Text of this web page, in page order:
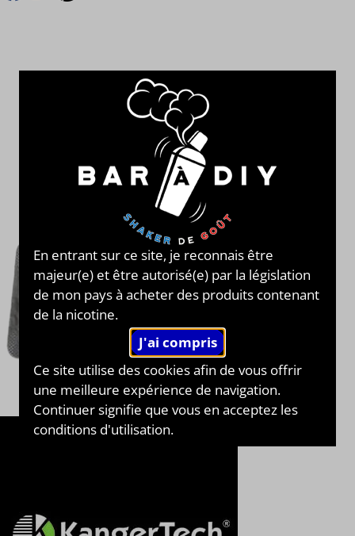
En entrant sur ce site, je reconnais être
majeur(e) et être autorisé(e) par la législation
de mon pays à acheter des produits contenant
de la nicotine.
Ce site utilise des cookies afin de vous offrir
une meilleure expérience de navigation.
Continuer signifie que vous en acceptez les
conditions d'utilisation.